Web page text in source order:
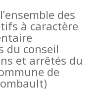
des
à caractère
du conseil
et arrêtés du
de